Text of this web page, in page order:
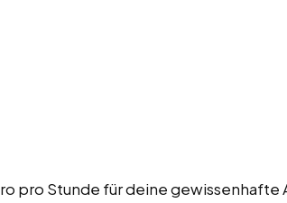
pro Stunde für deine